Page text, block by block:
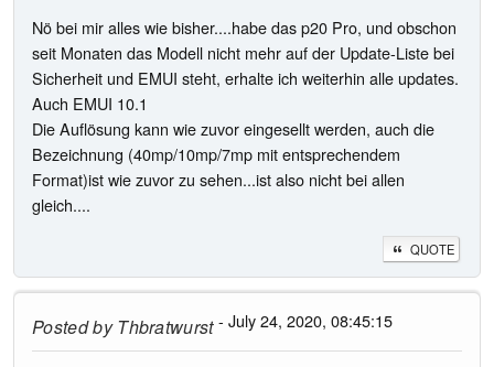
Nö bei mir alles wie bisher....habe das p20 Pro, und obschon
seit Monaten das Modell nicht mehr auf der Update-Liste bei
Sicherheit und EMUI steht, erhalte ich weiterhin alle updates.
Auch EMUI 10.1
Die Auflösung kann wie zuvor eingesellt werden, auch die
Bezeichnung (40mp/10mp/7mp mit entsprechendem
Format)ist wie zuvor zu sehen...ist also nicht bei allen
gleich....
QUOTE
Posted byThbratwurst- July 24, 2020, 08:45:15